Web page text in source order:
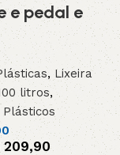
e pedal e
, Lixeira
litros,
209,90